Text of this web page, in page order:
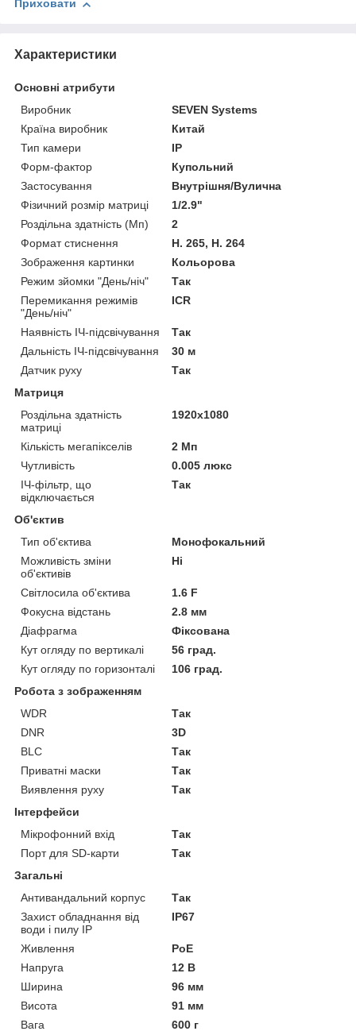
Приховати
Характеристики
Основні атрибути
Виробник
SEVEN Systems
Країна виробник
Китай
Тип камери
IP
Форм-фактор
Купольний
Застосування
Внутрішня/Вулична
Фізичний розмір матриці
1/2.9"
Роздільна здатність (Мп)
2
Формат стиснення
H. 265, H. 264
Зображення картинки
Кольорова
Режим зйомки "День/ніч"
Так
Перемикання режимів
"День/ніч"
ICR
Наявність ІЧ-підсвічування
Так
Дальність ІЧ-підсвічування
30 м
Датчик руху
Так
Матриця
Роздільна здатність
матриці
1920x1080
Кількість мегапікселів
2 Мп
Чутливість
0.005 люкс
ІЧ-фільтр, що
відключається
Так
Об'єктив
Тип об'єктива
Монофокальний
Можливість зміни
об'єктивів
Ні
Світлосила об'єктива
1.6 F
Фокусна відстань
2.8 мм
Діафрагма
Фіксована
Кут огляду по вертикалі
56 град.
Кут огляду по горизонталі
106 град.
Робота з зображенням
WDR
Так
DNR
3D
BLC
Так
Приватні маски
Так
Виявлення руху
Так
Інтерфейси
Мікрофонний вхід
Так
Порт для SD-карти
Так
Загальні
Антивандальний корпус
Так
Захист обладнання від
води і пилу IP
IP67
Живлення
PoE
Напруга
12 В
Ширина
96 мм
Висота
91 мм
Вага
600 г